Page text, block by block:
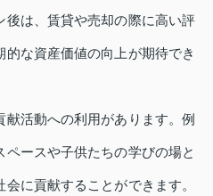
後は、賃貸や売却の際に高い評
な資産価値の向上が期待でき
献活動への利用があります。例
ースや子供たちの学びの場と
に貢献することができます。